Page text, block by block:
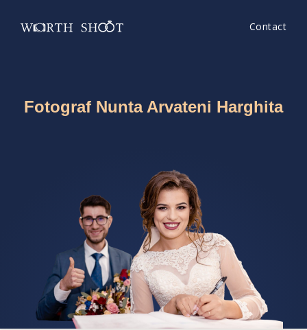
Contact
Fotograf Nunta Arvateni Harghita